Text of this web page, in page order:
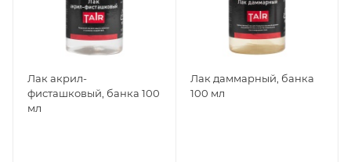
Лак акрил-
фисташковый, банка 100
мл
Лак даммарный, банка
100 мл